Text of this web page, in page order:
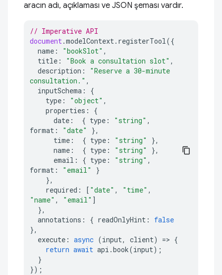
aracın adı, açıklaması ve JSON şeması vardır.
// Imperative API
document.modelContext. registerTool({
name : "bookSlot" ,
title : "Book a consultation slot" ,
description :
"Reserve a 30-minute
consultation." ,
inputSchema :
{
type : "object" ,
properties :
{
date : { type : "string" ,
format : "date"
},
time : { type : "string"
},
name : { type : "string"
},
email : { type : "string" ,
format : "email"
}
},
required : [ "date" , "time" ,
"name" , "email" ]
},
annotations : { readOnlyHint :
false
},
execute : async (input, client) => {
return await api .book(input);
}
});